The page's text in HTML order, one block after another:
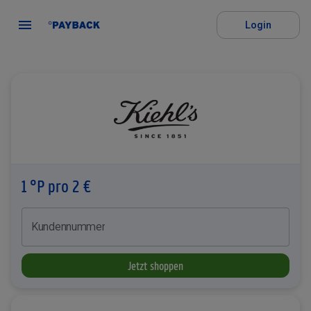
Login
1 °P pro 2 €
Kundennummer
Jetzt shoppen